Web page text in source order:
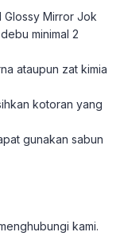
Glossy Mirror Jok
minimal 2
ataupun zat kimia
kotoran yang
gunakan sabun
kami.